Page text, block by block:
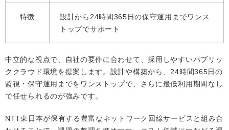
特徴
設計から24時間365日の保守運用までワンス
トップでサポート
中立的な視点で、自社の要件に合わせて、採用しやすいパブリッ
ククラウド環境を提案します。設計や構築から、24時間365日の
監視・保守運用までをワンストップで、さらに最低利用期間なし
で任せられるのが強みです。
NTT東日本が保有する豊富なネットワーク回線サービスと組み合